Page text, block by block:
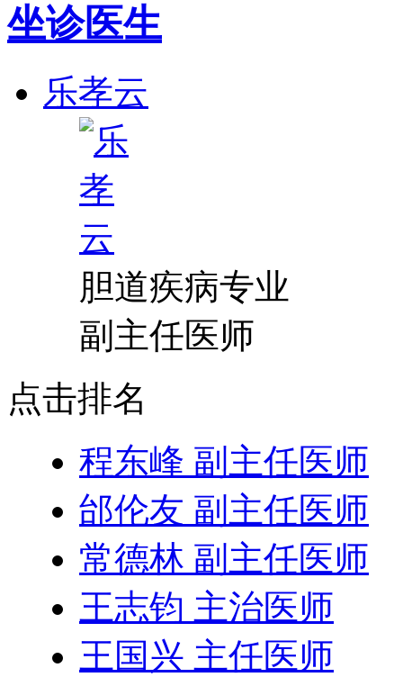
坐诊医生
乐孝云
胆道疾病专业
副主任医师
点击排名
程东峰 副主任医师
邰伦友 副主任医师
常德林 副主任医师
王志钧 主治医师
王国兴 主任医师